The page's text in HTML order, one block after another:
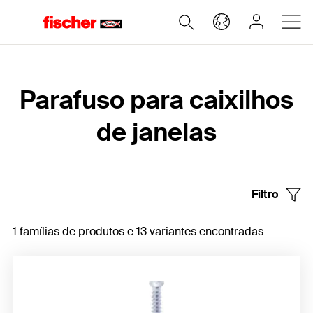
Parafuso para caixilhos
de janelas
Filtro
1 famílias de produtos e 13 variantes encontradas